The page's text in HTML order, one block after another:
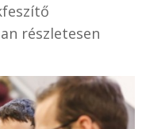
részletesen